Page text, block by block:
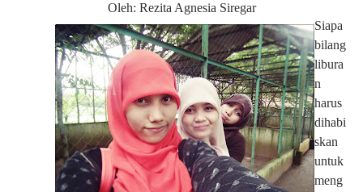
Oleh: Rezita Agnesia Siregar
Siapa
bilang
libura
n
harus
dihabi
skan
untuk
meng